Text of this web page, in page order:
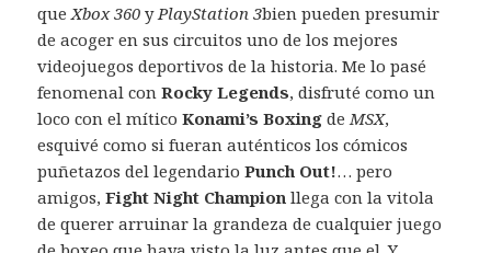
queXbox 360 yPlayStation 3bien pueden presumir
de acoger en sus circuitos uno de los mejores
videojuegos deportivos de la historia. Me lo pasé
fenomenal conRocky Legends, disfruté como un
loco con el míticoKonami’s Boxing deMSX,
esquivé como si fueran auténticos los cómicos
puñetazos del legendarioPunch Out!… pero
amigos,Fight Night Champion llega con la vitola
de querer arruinar la grandeza de cualquier juego